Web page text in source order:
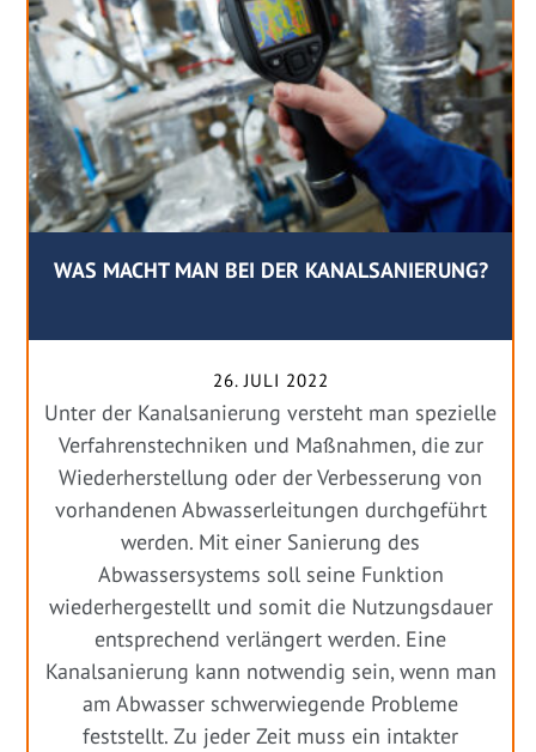
WAS MACHT MAN BEI DER KANALSANIERUNG?
26. JULI 2022
Unter der Kanalsanierung versteht man spezielle
Verfahrenstechniken und Maßnahmen, die zur
Wiederherstellung oder der Verbesserung von
vorhandenen Abwasserleitungen durchgeführt
werden. Mit einer Sanierung des
Abwassersystems soll seine Funktion
wiederhergestellt und somit die Nutzungsdauer
entsprechend verlängert werden. Eine
Kanalsanierung kann notwendig sein, wenn man
am Abwasser schwerwiegende Probleme
feststellt. Zu jeder Zeit muss ein intakter